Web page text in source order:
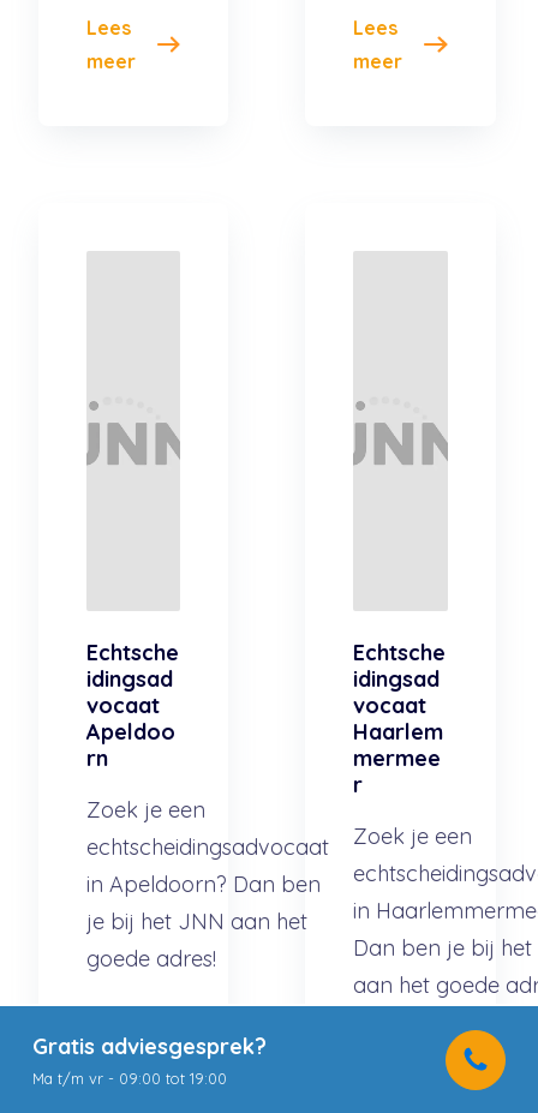
Lees
meer
Lees
meer
Echtsche
idingsad
vocaat
Apeldoo
rn
Zoek je een
echtscheidingsadvocaat
in Apeldoorn? Dan ben
je bij het JNN aan het
goede adres!
meer
Echtsche
idingsad
vocaat
Haarlem
mermee
r
Zoek je een
in
Dan ben je bij
aan het goede
Gratis adviesgesprek?
Ma t/m vr - 09:00 tot 19:00